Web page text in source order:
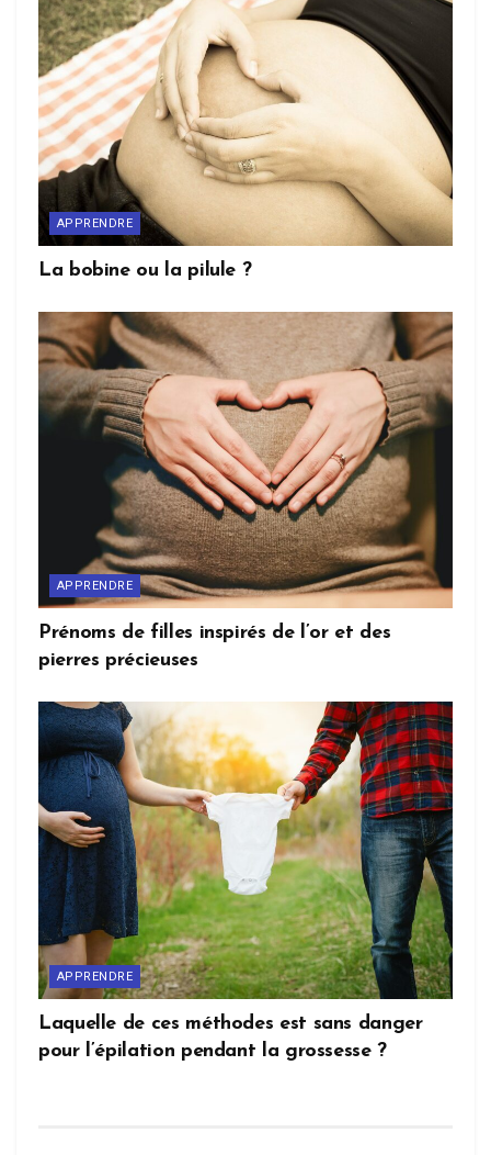
APPRENDRE
La bobine ou la pilule ?
APPRENDRE
Prénoms de filles inspirés de l’or et des
pierres précieuses
APPRENDRE
Laquelle de ces méthodes est sans danger
pour l’épilation pendant la grossesse ?